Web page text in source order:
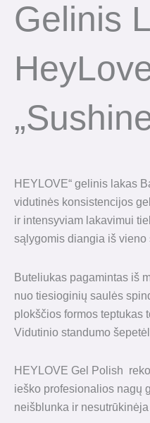
Gelinis
HEYLOVE“ gelinis lakas
vidutinės konsistencijos
ir intensyviam lakavimui
sąlygomis diangia iš vieno
Buteliukas pagamintas iš
nuo tiesioginių saulės
plokščios formos teptukas
Vidutinio standumo
HEYLOVE Gel Polish
ieško profesionalios nagų
neišblunka ir